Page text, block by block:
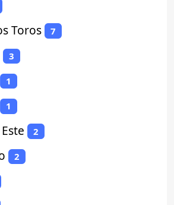
Toros 7
3
1
1
2
2